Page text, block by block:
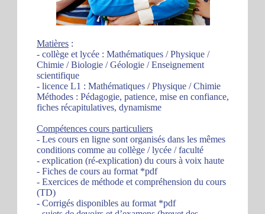
Matières :
- collège et lycée : Mathématiques / Physique /
Chimie / Biologie / Géologie / Enseignement
scientifique
- licence L1 : Mathématiques / Physique / Chimie
Méthodes : Pédagogie, patience, mise en confiance,
fiches récapitulatives, dynamisme
Compétences cours particuliers
- Les cours en ligne sont organisés dans les mêmes
conditions comme au collège / lycée / faculté
- explication (ré-explication) du cours à voix haute
- Fiches de cours au format *pdf
- Exercices de méthode et compréhension du cours
(TD)
- Corrigés disponibles au format *pdf